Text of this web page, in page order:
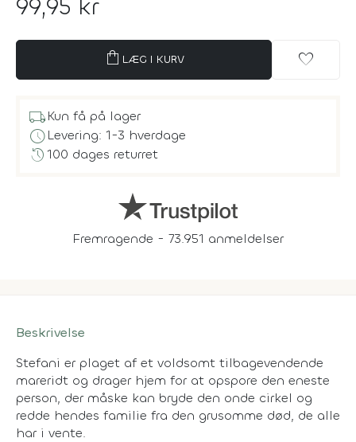
99,95 kr
shopping_bag LÆG I KURV favorite
local_shippingKun få på lager
scheduleLevering: 1-3 hverdage
history100 dages returret
Fremragende - 73.951 anmeldelser
Beskrivelse
Stefani er plaget af et voldsomt tilbagevendende
mareridt og drager hjem for at opspore den eneste
person, der måske kan bryde den onde cirkel og
redde hendes familie fra den grusomme død, de alle
har i vente.